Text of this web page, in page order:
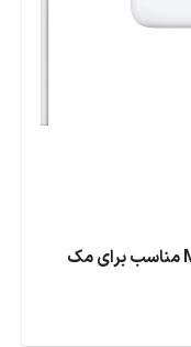
آداپتور برق 60 وات مدل Magsafe2 مناسب برای مک